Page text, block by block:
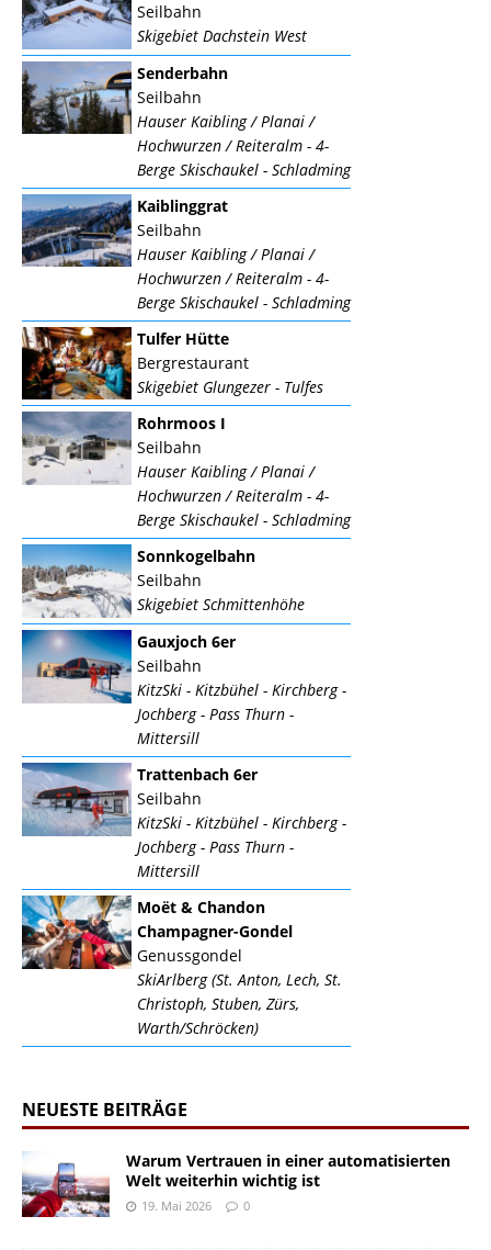
Seilbahn
Skigebiet Dachstein West
Senderbahn
Seilbahn
Hauser Kaibling / Planai /
Hochwurzen / Reiteralm - 4-
Berge Skischaukel - Schladming
Kaiblinggrat
Seilbahn
Hauser Kaibling / Planai /
Hochwurzen / Reiteralm - 4-
Berge Skischaukel - Schladming
Tulfer Hütte
Bergrestaurant
Skigebiet Glungezer - Tulfes
Rohrmoos I
Seilbahn
Hauser Kaibling / Planai /
Hochwurzen / Reiteralm - 4-
Berge Skischaukel - Schladming
Sonnkogelbahn
Seilbahn
Skigebiet Schmittenhöhe
Gauxjoch 6er
Seilbahn
KitzSki - Kitzbühel - Kirchberg -
Jochberg - Pass Thurn -
Mittersill
Trattenbach 6er
Seilbahn
KitzSki - Kitzbühel - Kirchberg -
Jochberg - Pass Thurn -
Mittersill
Moët & Chandon
Champagner-Gondel
Genussgondel
SkiArlberg (St. Anton, Lech, St.
Christoph, Stuben, Zürs,
Warth/Schröcken)
NEUESTE BEITRÄGE
Warum Vertrauen in einer automatisierten
Welt weiterhin wichtig ist
19. Mai 2026 0